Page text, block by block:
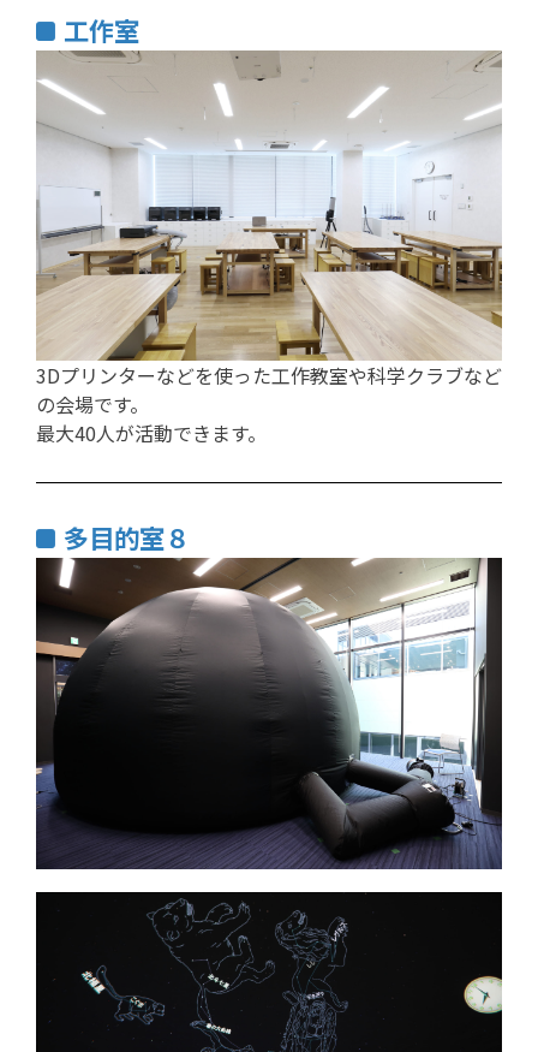
工作室
3Dプリンターなどを使った工作教室や科学クラブなど
の会場です。
最大40人が活動できます。
多目的室８